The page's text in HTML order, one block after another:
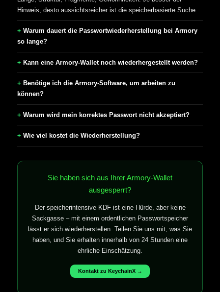
Hinweis, desto aussichtsreicher ist die speicherbasierte Suche.
Warum dauert die Passwortwiederherstellung bei Armory
so lange?
Kann eine Armory-Wallet noch wiederhergestellt werden?
Benötige ich die Armory-Software, um arbeiten zu
können?
Warum wird mein korrektes Passwort nicht akzeptiert?
Wie viel kostet die Wiederherstellung?
Sie haben sich aus Ihrer Armory-Wallet
ausgesperrt?
Der speicherintensive KDF ist eine Hürde, aber keine
Sackgasse – mit einem ordentlichen Passwortspeicher
lässt er sich wiederherstellen. Teilen Sie uns mit, was Sie
haben, und Sie erhalten innerhalb von 24 Stunden eine
ehrliche Einschätzung.
Kontakt zu KeychainX →